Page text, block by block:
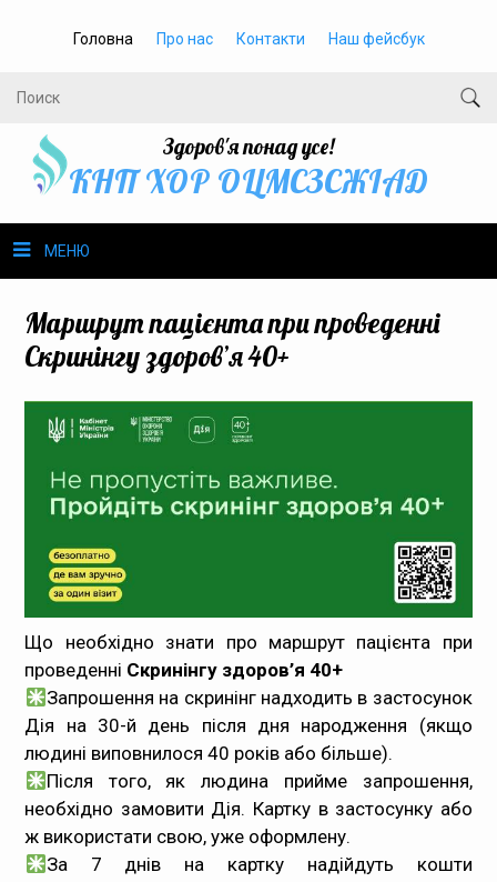
Головна Про нас Контакти Наш фейсбук
Здоров'я понад усе!
КНП ХОР ОЦМСЗСЖIАД
МЕНЮ
Громадське здоров’я
Безбар’єрність
Громадянам
Статистика
Документи
Контакти
Карта сайта
Маршрут пацієнта при проведенні
Скринінгу здоров’я 40+
Що необхідно знати про маршрут пацієнта при
проведенні Скринінгу здоров’я 40+
Запрошення на скринінг надходить в застосунок
Дія на 30-й день після дня народження (якщо
людині виповнилося 40 років або більше).
Після того, як людина прийме запрошення,
необхідно замовити Дія. Картку в застосунку або
ж використати свою, уже оформлену.
За 7 днів на картку надійдуть кошти